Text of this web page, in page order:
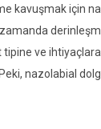
kavuşmak için
zamanda
ve
Peki, nazolabial